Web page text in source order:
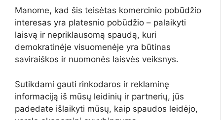
Manome, kad šis teisėtas komercinio pobūdžio
interesas yra platesnio pobūdžio – palaikyti
laisvą ir nepriklausomą spaudą, kuri
demokratinėje visuomenėje yra būtinas
saviraiškos ir nuomonės laisvės veiksnys.
Sutikdami gauti rinkodaros ir reklaminę
informaciją iš mūsų leidinių ir partnerių, jūs
padedate išlaikyti mūsų, kaip spaudos leidėjo,